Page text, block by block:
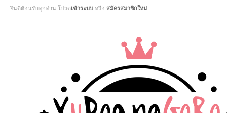
ยินดีต้อนรับทุกท่าน โปรดเข้าระบบ หรือ สมัครสมาชิกใหม่